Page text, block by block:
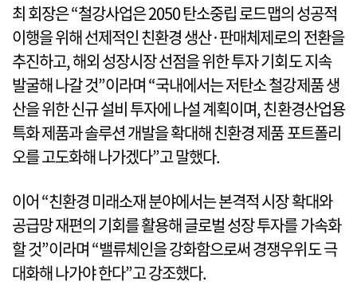
최 회장은 “철강사업은 2050 탄소중립 로드맵의 성공적
이행을 위해 선제적인 친환경 생산·판매체제로의 전환을
추진하고, 해외 성장시장 선점을 위한 투자 기회도 지속
발굴해 나갈 것”이라며 “국내에서는 저탄소 철강제품 생
산을 위한 신규 설비 투자에 나설 계획이며, 친환경산업용
특화 제품과 솔루션 개발을 확대해 친환경 제품 포트폴리
오를 고도화해 나가겠다”고 말했다.
이어 “친환경 미래소재 분야에서는 본격적 시장 확대와
공급망 재편의 기회를 활용해 글로벌 성장 투자를 가속화
할 것”이라며 “밸류체인을 강화함으로써 경쟁우위도 극
대화해 나가야 한다”고 강조했다.